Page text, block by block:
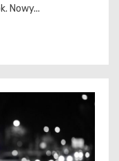
Nowy...